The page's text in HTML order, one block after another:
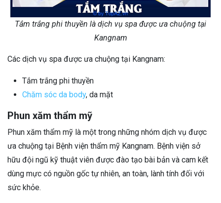
Tắm trắng phi thuyền là dịch vụ spa được ưa chuộng tại
Kangnam
Các dịch vụ spa được ưa chuộng tại Kangnam:
Tắm trắng phi thuyền
Chăm sóc da body, da mặt
Phun xăm thẩm mỹ
Phun xăm thẩm mỹ là một trong những nhóm dịch vụ được
ưa chuộng tại Bệnh viện thẩm mỹ Kangnam. Bệnh viện sở
hữu đội ngũ kỹ thuật viên được đào tạo bài bản và cam kết
dùng mực có nguồn gốc tự nhiên, an toàn, lành tính đối với
sức khỏe.